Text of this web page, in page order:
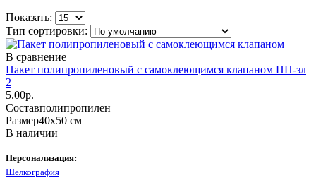
Показать:
Тип сортировки:
В сравнение
Пакет полипропиленовый с самоклеющимся клапаном ПП-зл
2
5.00р.
Составполипропилен
Размер40х50 см
В наличии
Персонализация:
Шелкография